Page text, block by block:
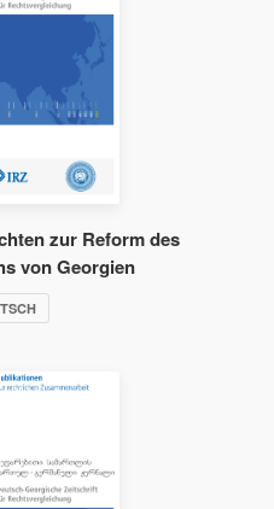
zur Reform des
von Georgien